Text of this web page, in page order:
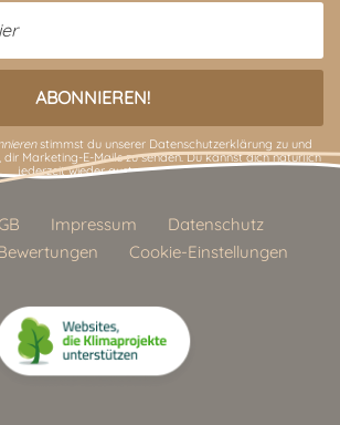
stimmst du unserer Datenschutzerklärung zu und
dir Marketing-E-Mails zu senden. Du kannst dich natürlich
jederzeit wieder austragen.
Impressum
Datenschutz
Cookie-Einstellungen